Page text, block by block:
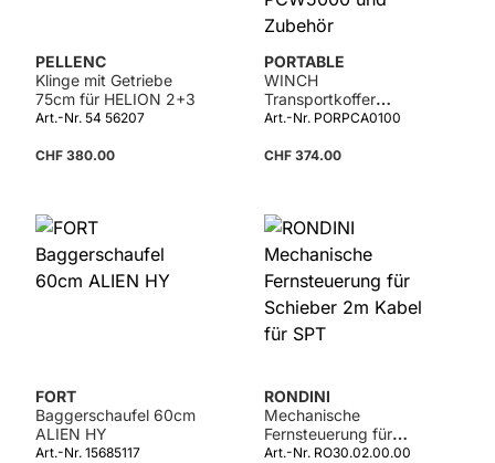
PELLENC
Klinge mit Getriebe
75cm für HELION 2+3
Art.-Nr. 54 56207
CHF 380.00
PORTABLE
WINCH
Transportkoffer
ausgelegt für
Zubehör
Art.-Nr. PORPCA0100
CHF 374.00
FORT
Baggerschaufel 60cm
ALIEN HY
Art.-Nr. 15685117
RONDINI
Mechanische
Fernsteuerung für
Schieber 2m Kabel für
Art.-Nr. RO30.02.00.00